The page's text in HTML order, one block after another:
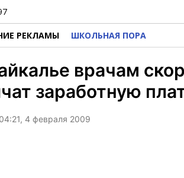
РЕКЛАМЫ ШКОЛЬНАЯ ПОРА
врачам
заработную
4 февраля 2009